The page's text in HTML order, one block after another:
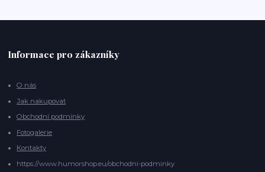
Informace pro zákazníky
O nás
Jak nakupovat
Obchodní podmínky
Fotogalerie
Kontakty
https://www.humorshop.eu/obchodni-podminky